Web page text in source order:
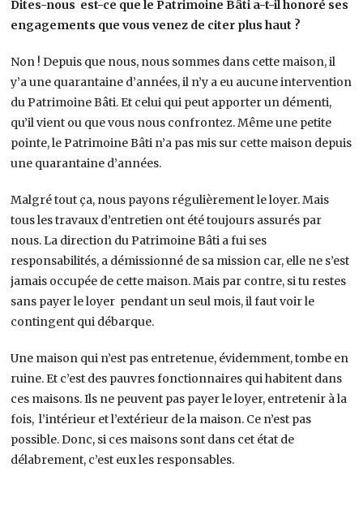
Dites-nous est-ce que le Patrimoine Bâti a-t-il honoré ses
engagements que vous venez de citer plus haut ?
Non ! Depuis que nous, nous sommes dans cette maison, il
y’a une quarantaine d’années, il n’y a eu aucune intervention
du Patrimoine Bâti. Et celui qui peut apporter un démenti,
qu’il vient ou que vous nous confrontez. Même une petite
pointe, le Patrimoine Bâti n’a pas mis sur cette maison depuis
une quarantaine d’années.
Malgré tout ça, nous payons régulièrement le loyer. Mais
tous les travaux d’entretien ont été toujours assurés par
nous. La direction du Patrimoine Bâti a fui ses
responsabilités, a démissionné de sa mission car, elle ne s’est
jamais occupée de cette maison. Mais par contre, si tu restes
sans payer le loyer pendant un seul mois, il faut voir le
contingent qui débarque.
Une maison qui n’est pas entretenue, évidemment, tombe en
ruine. Et c’est des pauvres fonctionnaires qui habitent dans
ces maisons. Ils ne peuvent pas payer le loyer, entretenir à la
fois, l’intérieur et l’extérieur de la maison. Ce n’est pas
possible. Donc, si ces maisons sont dans cet état de
délabrement, c’est eux les responsables.